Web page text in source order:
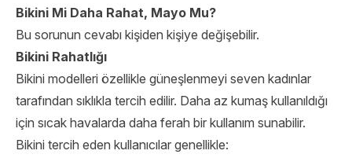
Bikini Mi Daha Rahat, Mayo Mu?
Bu sorunun cevabı kişiden kişiye değişebilir.
Bikini Rahatlığı
Bikini modelleri özellikle güneşlenmeyi seven kadınlar
tarafından sıklıkla tercih edilir. Daha az kumaş kullanıldığı
için sıcak havalarda daha ferah bir kullanım sunabilir.
Bikini tercih eden kullanıcılar genellikle: